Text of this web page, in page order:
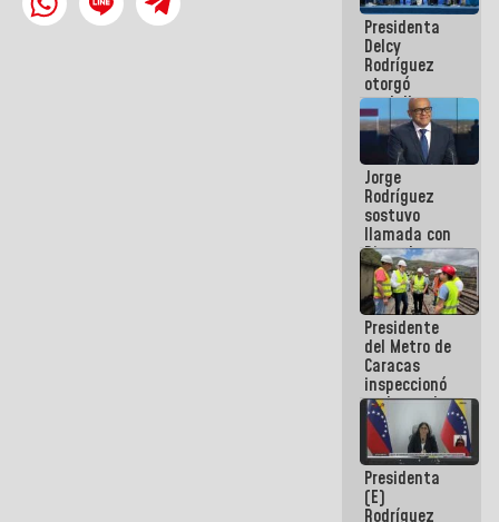
para
abordar
planes de
acción
Presidenta
Delcy
Rodríguez
otorgó
medalla
"Héroe de
Venezuela"
a servidores
públicos
Jorge
Rodríguez
sostuvo
llamada con
Dinorah
Figuera y
acuerdan
primer
encuentro
presencial
para el
diálogo
Presidente
del Metro de
Caracas
inspeccionó
trabajos de
rehabilitación
y
modernización
de la vía
férrea
Presidenta
(E)
Rodríguez